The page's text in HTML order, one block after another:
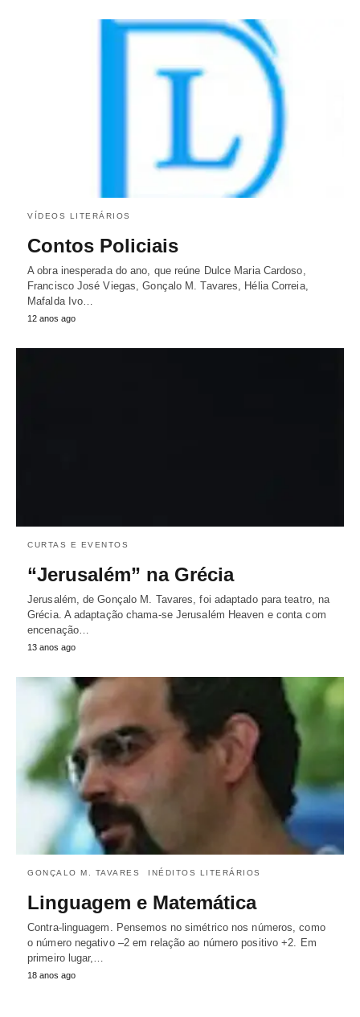
VÍDEOS LITERÁRIOS
Contos Policiais
A obra inesperada do ano, que reúne Dulce Maria Cardoso,
Francisco José Viegas, Gonçalo M. Tavares, Hélia Correia,
Mafalda Ivo…
12 anos ago
CURTAS E EVENTOS
“Jerusalém” na Grécia
Jerusalém, de Gonçalo M. Tavares, foi adaptado para teatro, na
Grécia. A adaptação chama-se Jerusalém Heaven e conta com
encenação…
13 anos ago
GONÇALO M. TAVARES INÉDITOS LITERÁRIOS
Linguagem e Matemática
Contra-linguagem. Pensemos no simétrico nos números, como
o número negativo –2 em relação ao número positivo +2. Em
primeiro lugar,…
18 anos ago